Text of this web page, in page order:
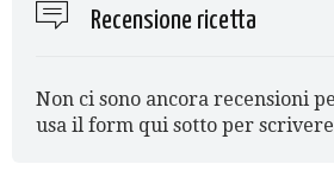
Recensione ricetta
Non ci sono ancora recensioni
usa il form qui sotto per